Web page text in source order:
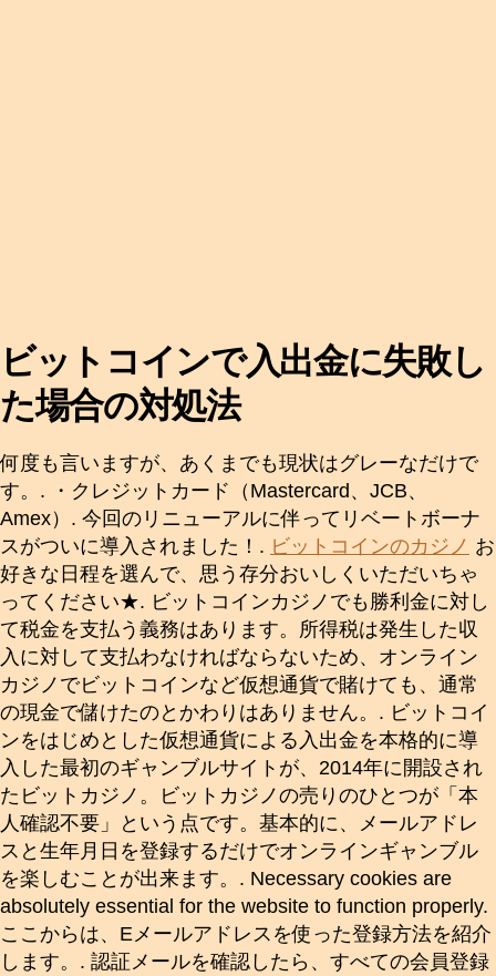
ビットコインで入出金に失敗し
た場合の対処法
何度も言いますが、あくまでも現状はグレーなだけで
す。. ・クレジットカード（Mastercard、JCB、
Amex）. 今回のリニューアルに伴ってリベートボーナ
スがついに導入されました！. ビットコインのカジノ お
好きな日程を選んで、思う存分おいしくいただいちゃ
ってください★. ビットコインカジノでも勝利金に対し
て税金を支払う義務はあります。所得税は発生した収
入に対して支払わなければならないため、オンライン
カジノでビットコインなど仮想通貨で賭けても、通常
の現金で儲けたのとかわりはありません。. ビットコイ
ンをはじめとした仮想通貨による入出金を本格的に導
入した最初のギャンブルサイトが、2014年に開設され
たビットカジノ。ビットカジノの売りのひとつが「本
人確認不要」という点です。基本的に、メールアドレ
スと生年月日を登録するだけでオンラインギャンブル
を楽しむことが出来ます。. Necessary cookies are
absolutely essential for the website to function properly.
ここからは、Eメールアドレスを使った登録方法を紹介
します。. 認証メールを確認したら、すべての会員登録